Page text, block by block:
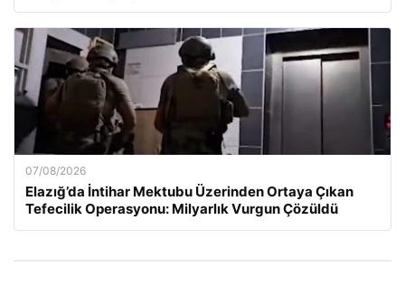
07/08/2026
Elazığ’da İntihar Mektubu Üzerinden Ortaya Çıkan
Tefecilik Operasyonu: Milyarlık Vurgun Çözüldü